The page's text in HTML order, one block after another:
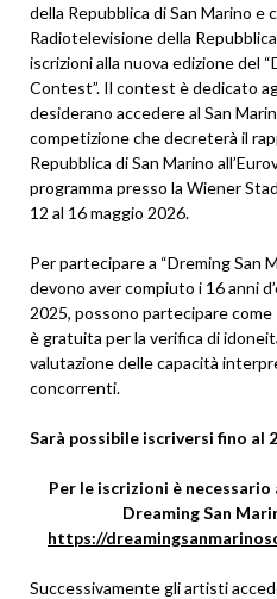
della Repubblica di San Marino e
Radiotelevisione della
iscrizioni alla nuova edizione del
Contest”. Il contest è dedicato
desiderano accedere al San
competizione che decreterà il
Repubblica di San Marino
programma presso la Wiener
12 al 16 maggio 2026.
Per partecipare a “Dreming San
devono aver compiuto i 16 anni
2025, possono partecipare come
è gratuita per la verifica di
valutazione delle capacità
concorrenti.
Sarà possibile iscriversi fino al
Per le iscrizioni è
Dreaming San
https://
Successivamente gli artisti